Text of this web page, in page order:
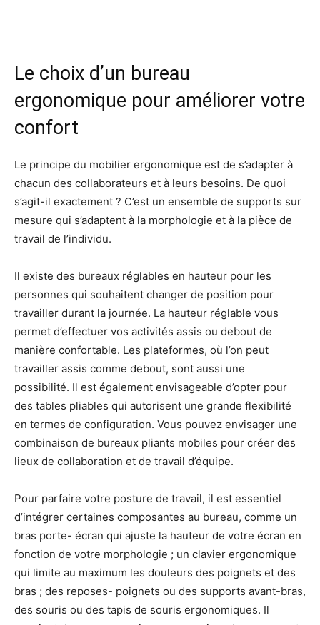
Le choix d’un bureau
ergonomique pour améliorer votre
confort
Le principe du mobilier ergonomique est de s’adapter à
chacun des collaborateurs et à leurs besoins. De quoi
s’agit-il exactement ? C’est un ensemble de supports sur
mesure qui s’adaptent à la morphologie et à la pièce de
travail de l’individu.
Il existe des bureaux réglables en hauteur pour les
personnes qui souhaitent changer de position pour
travailler durant la journée. La hauteur réglable vous
permet d’effectuer vos activités assis ou debout de
manière confortable. Les plateformes, où l’on peut
travailler assis comme debout, sont aussi une
possibilité. Il est également envisageable d’opter pour
des tables pliables qui autorisent une grande flexibilité
en termes de configuration. Vous pouvez envisager une
combinaison de bureaux pliants mobiles pour créer des
lieux de collaboration et de travail d’équipe.
Pour parfaire votre posture de travail, il est essentiel
d’intégrer certaines composantes au bureau, comme un
bras porte- écran qui ajuste la hauteur de votre écran en
fonction de votre morphologie ; un clavier ergonomique
qui limite au maximum les douleurs des poignets et des
bras ; des reposes- poignets ou des supports avant-bras,
des souris ou des tapis de souris ergonomiques. Il